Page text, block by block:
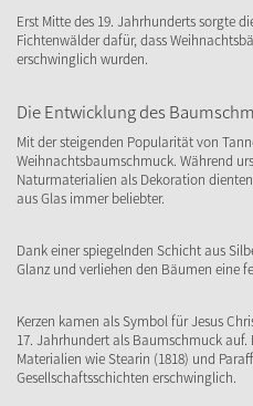
Erst Mitte des 19. Jahrhunderts sorgte
Fichtenwälder dafür, dass
erschwinglich wurden.
Die Entwicklung des
Mit der steigenden Popularität von
Weihnachtsbaumschmuck. Während
Naturmaterialien als Dekoration
aus Glas immer beliebter.
Dank einer spiegelnden Schicht aus
Glanz und verliehen den Bäumen eine
Kerzen kamen als Symbol für Jesus
17. Jahrhundert als Baumschmuck
Materialien wie Stearin (1818) und
Gesellschaftsschichten erschwinglich.